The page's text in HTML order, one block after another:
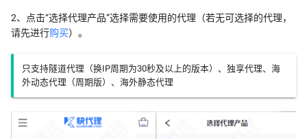
2、点击“选择代理产品”选择需要使用的代理（若无可选择的代理，
请先进行购买）。
只支持隧道代理（换IP周期为30秒及以上的版本）、独享代理、海
外动态代理（周期版）、海外静态代理